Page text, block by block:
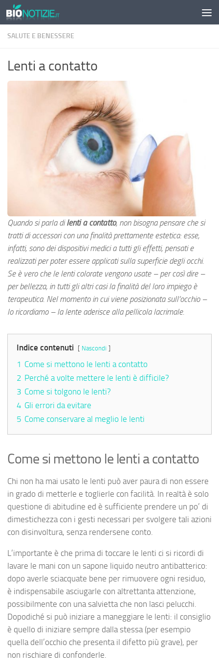
Sotto il contenuto
SALUTE E BENESSERE
Lenti a contatto
Quando si parla dilenti a contatto, non bisogna pensare che si
tratti di accessori con una finalità prettamente estetica: esse,
infatti, sono dei dispositivi medici a tutti gli effetti, pensati e
realizzati per poter essere applicati sulla superficie degli occhi.
Se è vero che le lenti colorate vengono usate – per così dire –
per bellezza, in tutti gli altri casi la finalità del loro impiego è
terapeutica. Nel momento in cui viene posizionata sull’occhio –
lo ricordiamo – la lente aderisce alla pellicola lacrimale.
Indice contenuti Nascondi
1 Come si mettono le lenti a contatto
2 Perché a volte mettere le lenti è difficile?
3 Come si tolgono le lenti?
4 Gli errori da evitare
5 Come conservare al meglio le lenti
Come si mettono le lenti a contatto
Chi non ha mai usato le lenti può aver paura di non essere
in grado di metterle e toglierle con facilità. In realtà è solo
questione di abitudine ed è sufficiente prendere un po’ di
dimestichezza con i gesti necessari per svolgere tali azioni
con disinvoltura, senza rendersene conto.
L’importante è che prima di toccare le lenti ci si ricordi di
lavare le mani con un sapone liquido neutro antibatterico:
dopo averle sciacquate bene per rimuovere ogni residuo,
è indispensabile asciugarle con altrettanta attenzione,
possibilmente con una salvietta che non lasci pelucchi.
Dopodiché si può iniziare a maneggiare le lenti: il consiglio
è quello di iniziare sempre dalla stessa (per esempio
quella dell’occhio che presenta il difetto più grave), per
non rischiare di confonderle.